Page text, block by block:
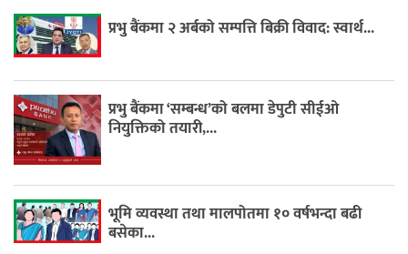
प्रभु बैंकमा २ अर्बको सम्पत्ति बिक्री विवाद: स्वार्थ...
प्रभु बैंकमा ‘सम्बन्ध’को बलमा डेपुटी सीईओ
नियुक्तिको तयारी,...
भूमि व्यवस्था तथा मालपोतमा १० वर्षभन्दा बढी
बसेका...